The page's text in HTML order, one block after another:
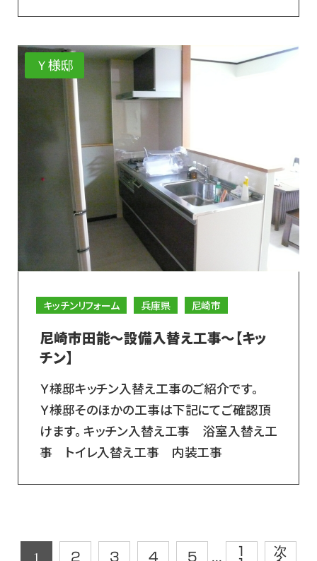
Ｙ様邸
キッチンリフォーム 兵庫県 尼崎市
尼崎市田能～設備入替え工事～【キッ
チン】
Ｙ様邸キッチン入替え工事のご紹介です。
Ｙ様邸そのほかの工事は下記にてご確認頂
けます。 キッチン入替え工事 浴室入替え工
事 トイレ入替え工事 内装工事
1 2 3 4 5
1
次